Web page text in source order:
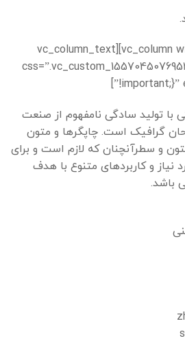
[/vc_column][vc_column width=”1/2″][vc_column_text
!important;}”
با تولید سادگی نامفهوم از صنعت
گرافیک است. چاپگرها و متون
و سطرآنچنان که لازم است و برای
نیاز و کاربردهای متنوع با هدف
باشد.